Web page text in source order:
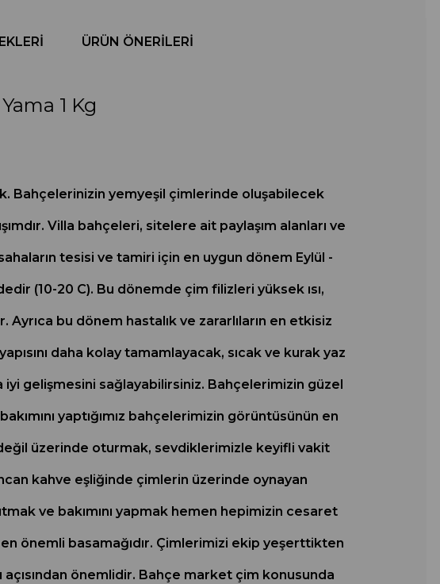
ÜRÜN ÖNERILERI
1 Kg
Bahçelerinizin yemyeşil çimlerinde oluşabilecek
Villa bahçeleri, sitelere ait paylaşım alanları ve
tesisi ve tamiri için en uygun dönem Eylül -
(10-20 C). Bu dönemde çim filizleri yüksek ısı,
bu dönem hastalık ve zararlıların en etkisiz
daha kolay tamamlayacak, sıcak ve kurak yaz
iyi gelişmesini sağlayabilirsiniz. Bahçelerimizin güzel
yaptığımız bahçelerimizin görüntüsünün en
üzerinde oturmak, sevdiklerimizle keyifli vakit
kahve eşliğinde çimlerin üzerinde oynayan
ve bakımını yapmak hemen hepimizin cesaret
önemli basamağıdır. Çimlerimizi ekip yeşerttikten
önemlidir. Bahçe market çim konusunda